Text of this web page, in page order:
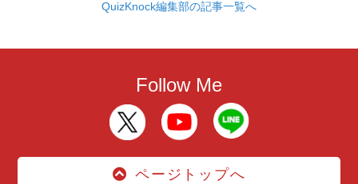
QuizKnock編集部の記事一覧へ
Follow Me
ページトップへ